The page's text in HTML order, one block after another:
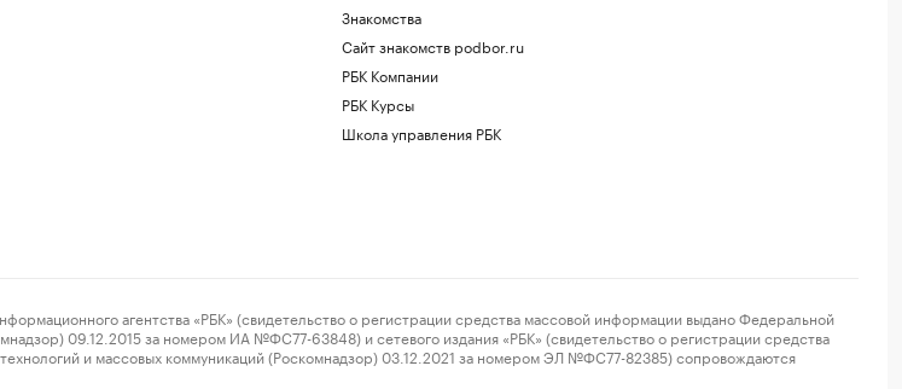
Знакомства
Сайт знакомств podbor.ru
РБК Компании
РБК Курсы
Школа управления РБК
агентства «РБК» (свидетельство о регистрации средства массовой информации выдано Федеральной
09.12.2015 за номером ИА №ФС77-63848) и сетевого издания «РБК» (свидетельство о регистрации средства
и массовых коммуникаций (Роскомнадзор) 03.12.2021 за номером ЭЛ №ФС77-82385) сопровождаются